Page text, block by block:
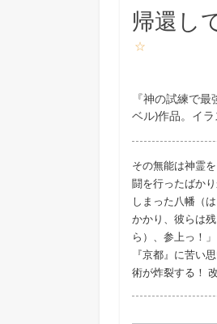
帰還し
☆
『神の試練で
ベル)作品。イ
その無能は神霊
闘を行ったばか
しまった八幡（
かかり、彼らは
ら）、参上っ！
『京都』に苦い
術が炸裂する！